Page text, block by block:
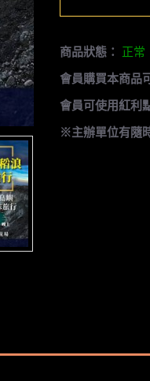
商品狀態： 正常
會員購買本商品
會員可使用紅利
※主辦單位有隨